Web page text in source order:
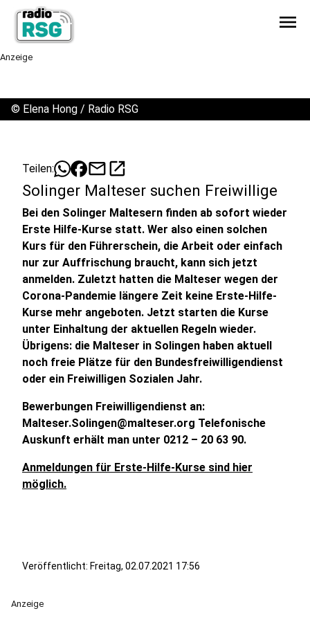
menu
Anzeige
© Elena Hong / Radio RSG
Teilen: mailopen_in_new
Solinger Malteser suchen Freiwillige
Bei den Solinger Maltesern finden ab sofort wieder
Erste Hilfe-Kurse statt. Wer also einen solchen
Kurs für den Führerschein, die Arbeit oder einfach
nur zur Auffrischung braucht, kann sich jetzt
anmelden. Zuletzt hatten die Malteser wegen der
Corona-Pandemie längere Zeit keine Erste-Hilfe-
Kurse mehr angeboten. Jetzt starten die Kurse
unter Einhaltung der aktuellen Regeln wieder.
Übrigens: die Malteser in Solingen haben aktuell
noch freie Plätze für den Bundesfreiwilligendienst
oder ein Freiwilligen Sozialen Jahr.
Bewerbungen Freiwilligendienst an:
Malteser.Solingen@malteser.org Telefonische
Auskunft erhält man unter 0212 – 20 63 90.
Anmeldungen für Erste-Hilfe-Kurse sind hier
möglich.
Veröffentlicht: Freitag, 02.07.2021 17:56
Anzeige